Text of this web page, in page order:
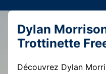
Dylan
Trottinette
Découvrez Dylan